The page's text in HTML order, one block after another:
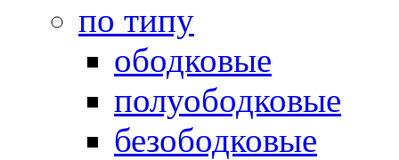
по типу
ободковые
полуободковые
безободковые